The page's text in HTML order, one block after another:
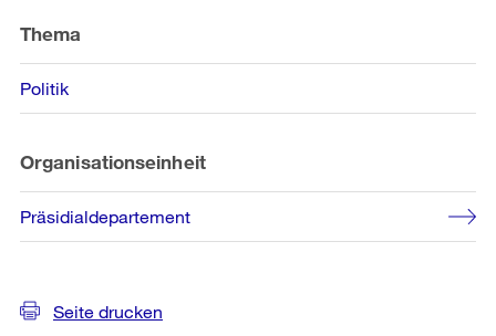
Informationen
Thema
Politik
Organisationseinheit
Präsidialdepartement
Seite drucken